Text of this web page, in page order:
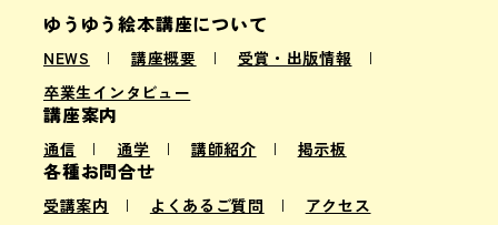
ゆうゆう絵本講座について
NEWS 講座概要
受賞・出版情報
卒業生インタビュー
講座案内
通信 通学 講師紹介 掲示板
各種お問合せ
受講案内 よくあるご質問 アクセス